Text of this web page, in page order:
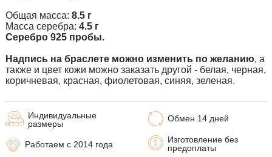
Общая масса: 8.5 г
Масса серебра: 4.5 г
​Серебро 925 пробы.
Надпись на браслете можно изменить по желанию, а
также и цвет кожи можно заказать другой - белая, черная,
коричневая, красная, фиолетовая, синяя, зеленая.
Обмен 14 дней
Изготовление без
предоплаты
Индивидуальные
размеры
Работаем с 2014 года